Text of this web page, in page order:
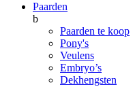
Paarden
b
Paarden te koop
Pony's
Veulens
Embryo’s
Dekhengsten